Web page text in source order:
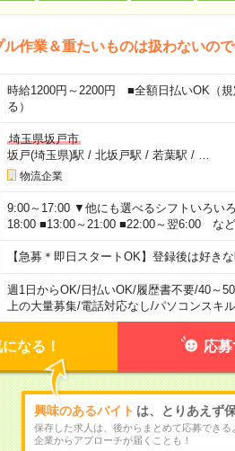
ル作業＆重たいものは扱わないの
時給1200円～2200円 ■全額日払いOK（
る）
埼玉県坂戸市
坂戸(埼玉県)駅 / 北坂戸駅 / 若葉駅 /
物流企業
9:00～17:00 ▼他にも選べるシフトいろい
18:00 ■13:00～21:00 ■22:00～翌6:00 な
【急募＊即日スタートOK】登録後は好き
週1日からOK/日払いOK/履歴書不要/40～
上の大量募集/電話対応なし/パソコンスキ
なる！ 応
興味のあるバイト は、とりあえず
保存した求人は、後からまとめて応募できる
企業からアプローチが届くことも！